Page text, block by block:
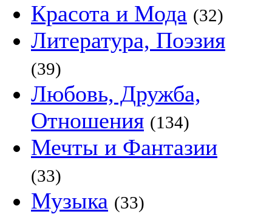
Красота и Мода (32)
Литература, Поэзия
(39)
Любовь, Дружба,
Отношения (134)
Мечты и Фантазии
(33)
Музыка (33)